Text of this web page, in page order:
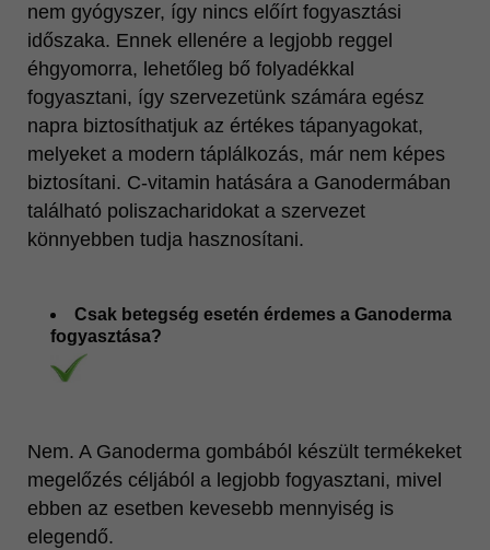
nem gyógyszer, így nincs előírt fogyasztási
időszaka. Ennek ellenére a legjobb reggel
éhgyomorra, lehetőleg bő folyadékkal
fogyasztani, így szervezetünk számára egész
napra biztosíthatjuk az értékes tápanyagokat,
melyeket a modern táplálkozás, már nem képes
biztosítani. C-vitamin hatására a Ganodermában
található poliszacharidokat a szervezet
könnyebben tudja hasznosítani.
Csak betegség esetén érdemes a Ganoderma
fogyasztása?
Nem. A Ganoderma gombából készült termékeket
megelőzés céljából a legjobb fogyasztani, mivel
ebben az esetben kevesebb mennyiség is
elegendő.